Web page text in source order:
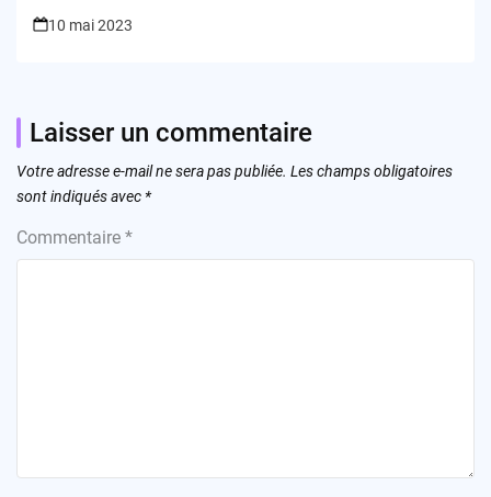
10 mai 2023
Laisser un commentaire
Votre adresse e-mail ne sera pas publiée. Les champs obligatoires
sont indiqués avec *
Commentaire *